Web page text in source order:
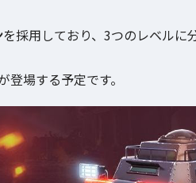
を採用しており、3つのレベルに
場する予定です。